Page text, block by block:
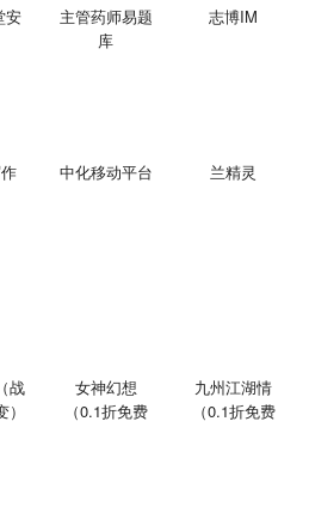
安
主管药师易题
库
志博IM
中化移动平台 兰精灵
战
女神幻想
（0.1折免费
九州江湖情
（0.1折免费